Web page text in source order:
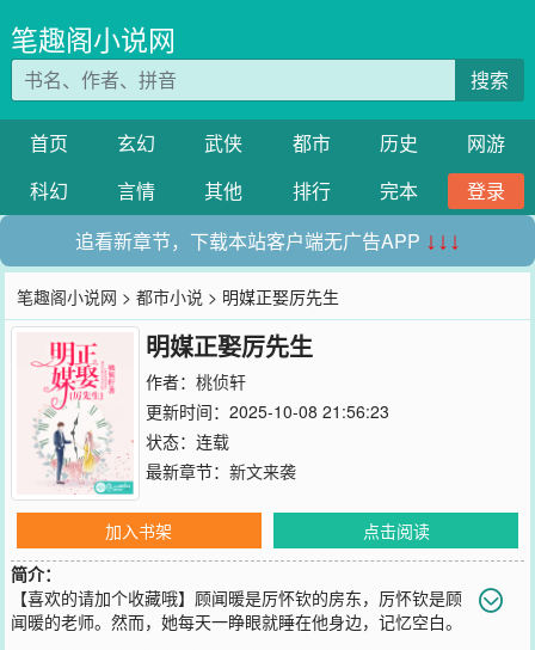
笔趣阁小说网
搜索
首页 玄幻 武侠 都市 历史
网游
科幻
言情 其他 排行 完本
登录
追看新章节，下载本站客户端无广告APP ↓↓↓
笔趣阁小说网 >都市小说 > 明媒正娶厉先生
明媒正娶厉先生
作者： 桃侦轩
更新时间：2025-10-08 21:56:23
状态：连载
最新章节： 新文来袭
加入书架
点击阅读
简介：
【喜欢的请加个收藏哦】顾闻暖是厉怀钦的房东，厉怀钦是顾
闻暖的老师。然而，她每天一睁眼就睡在他身边，记忆空白。